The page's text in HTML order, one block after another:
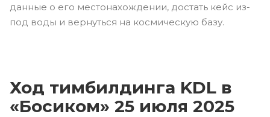
данные о его местонахождении, достать кейс из-
под воды и вернуться на космическую базу.
Ход тимбилдинга KDL в
«Босиком» 25 июля 2025